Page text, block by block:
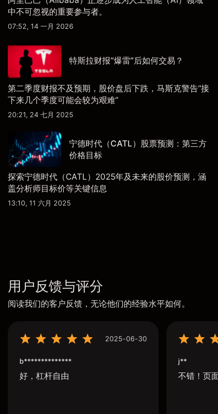
中不可忽视的重要参与者。
07:52, 14 一月 2026
特斯拉财报“爆雷”后如何交易？
第二季度财报不及预期，股价盘后下跌，马斯克警告“接
下来几个季度可能会较为艰难”
20:21, 24 七月 2025
宁德时代（CATL）股票预测：第三方
价格目标
探索宁德时代（CATL）2025年及未来的股价预测，涵
盖分析师目标价等关键信息
13:10, 11 六月 2025
用户反馈与评分
阅读我们的客户反馈，无论他们的经验水平如何。
2025-06-30
b**************
好，杠杆自由
j**
不错！页